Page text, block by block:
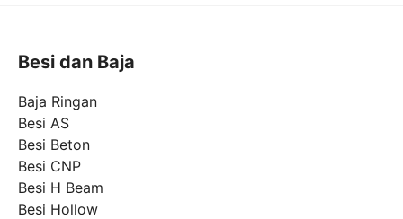
Besi dan Baja
Baja Ringan
Besi AS
Besi Beton
Besi CNP
Besi H Beam
Besi Hollow